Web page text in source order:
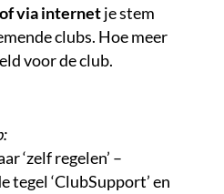
via internetje stem
clubs. Hoe meer
voor de club.
‘zelf regelen’ –
tegel ‘ClubSupport’ en